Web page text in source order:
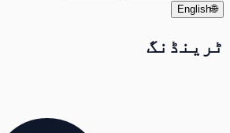
🌐
English
ٹرینڈنگ